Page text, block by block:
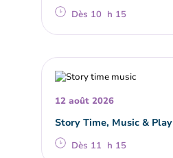
Dès 10 h 15
12 août 2026
Story Time, Music & Play
Dès 11 h 15